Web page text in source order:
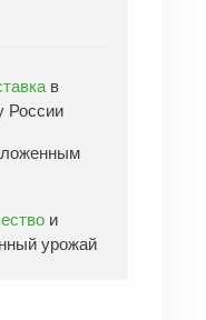
в
России
и
урожай